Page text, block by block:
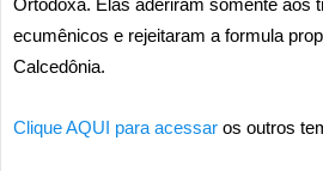
ecumênicos e rejeitaram a formula
Calcedônia.
Clique AQUI para acessar os outros